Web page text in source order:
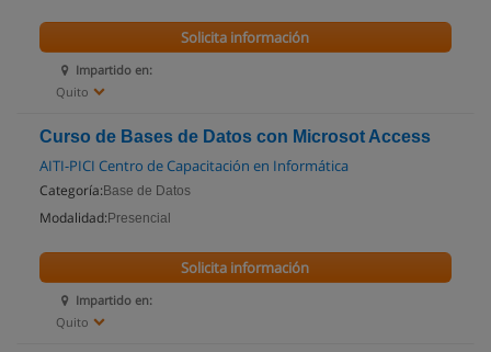
Impartido en:
Quito
Solicita información
Curso de Bases de Datos con Microsot Access
AITI-PICI Centro de Capacitación en Informática
Categoría: Base de Datos
Modalidad: Presencial
Impartido en:
Quito
Solicita información